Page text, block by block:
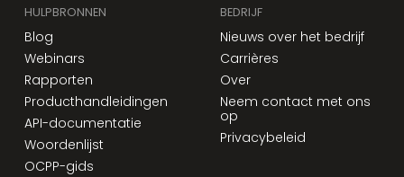
HULPBRONNEN
Blog
Webinars
Rapporten
Producthandleidingen
API-documentatie
Woordenlijst
OCPP-gids
BEDRIJF
Nieuws over het bedrijf
Carrières
Over
Neem contact met ons
op
Privacybeleid